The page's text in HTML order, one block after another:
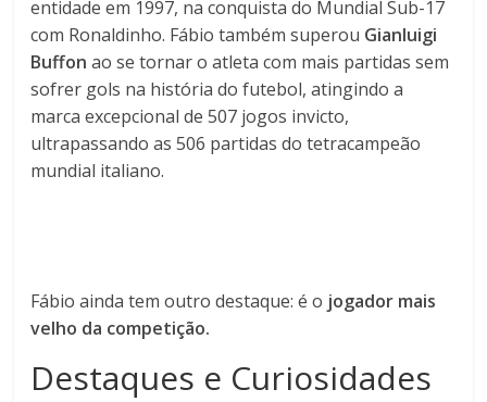
entidade em 1997, na conquista do Mundial Sub-17
com Ronaldinho. Fábio também superou Gianluigi
Buffon ao se tornar o atleta com mais partidas sem
sofrer gols na história do futebol, atingindo a
marca excepcional de 507 jogos invicto,
ultrapassando as 506 partidas do tetracampeão
mundial italiano.
Fábio ainda tem outro destaque: é o jogador mais
velho da competição.
Destaques e Curiosidades